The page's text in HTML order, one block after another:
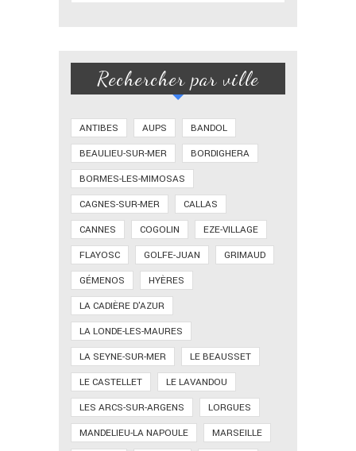
Rechercher par ville
ANTIBES AUPS
BANDOL
BEAULIEU-SUR-MER
BORDIGHERA
BORMES-LES-MIMOSAS
CAGNES-SUR-MER
CALLAS
CANNES
COGOLIN
EZE-VILLAGE
FLAYOSC
GOLFE-JUAN
GRIMAUD
GÉMENOS
HYÈRES
LA CADIÈRE D'AZUR
LA LONDE-LES-MAURES
LA SEYNE-SUR-MER
LE BEAUSSET
LE CASTELLET
LE LAVANDOU
LES ARCS-SUR-ARGENS
LORGUES
MANDELIEU-LA NAPOULE
MARSEILLE